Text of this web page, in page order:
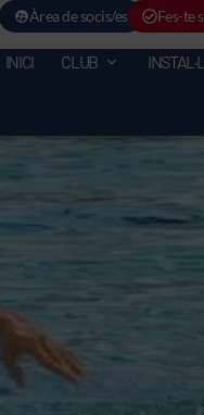
Àrea de socis/es Fes-te
INICI CLUB